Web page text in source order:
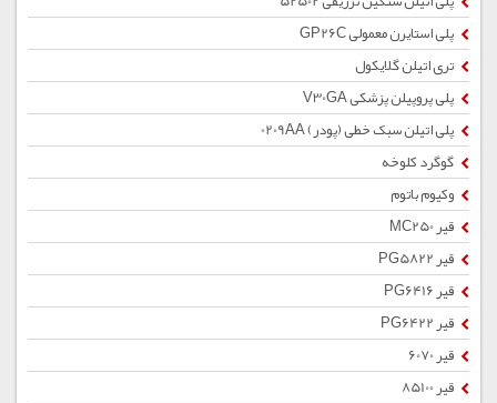
پلی استایرن معمولی GP26C
تری اتیلن گلایکول
پلی پروپیلن پزشکی V30GA
پلی اتیلن سبک خطی (پودر) 0209AA
گوگرد کلوخه
وکیوم باتوم
قیر MC250
قیر PG5822
قیر PG6416
قیر PG6422
قیر 6070
قیر 85100